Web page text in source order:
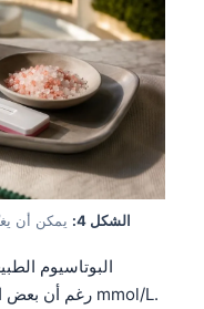
الشكل 4:
يمكن أن